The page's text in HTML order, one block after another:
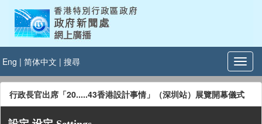
Eng | 简体中文 | 搜尋
行政長官出席「20.....43香港設計事情」（深圳站）展覽開幕儀式